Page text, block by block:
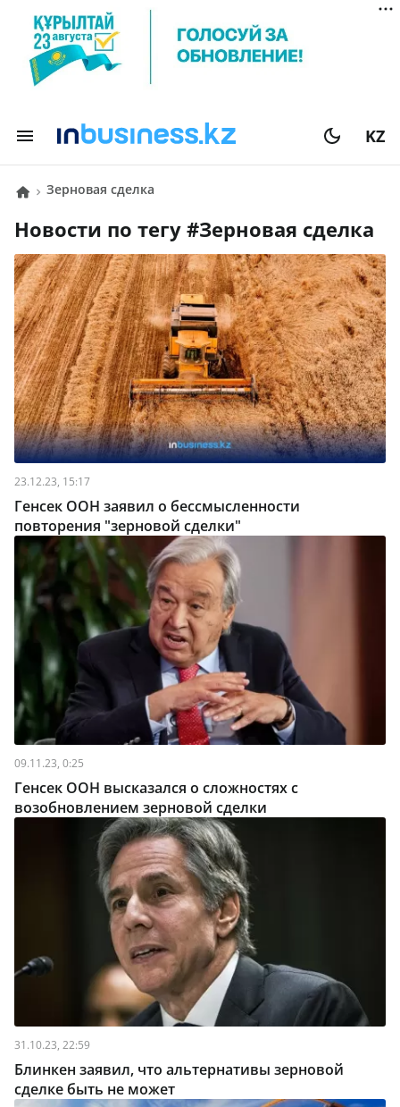
KZ
зерновая сделка
Новости по тегу # зерновая сделка
23.12.23, 15:17
Генсек ООН заявил о бессмысленности
повторения "зерновой сделки"
09.11.23, 0:25
Генсек ООН высказался о сложностях с
возобновлением зерновой сделки
31.10.23, 22:59
Блинкен заявил, что альтернативы зерновой
сделке быть не может